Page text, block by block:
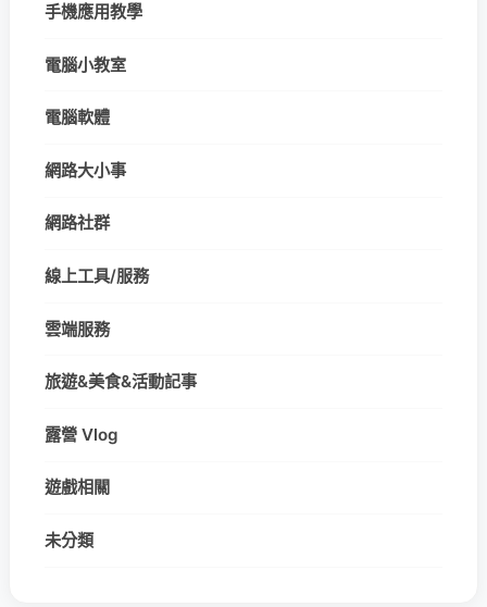
手機應用教學
電腦小教室
電腦軟體
網路大小事
網路社群
線上工具/服務
雲端服務
旅遊&美食&活動記事
露營 Vlog
遊戲相關
未分類